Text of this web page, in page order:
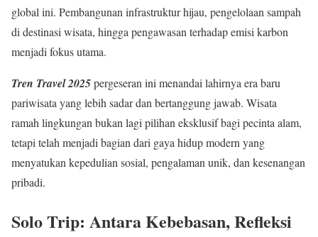
global ini. Pembangunan infrastruktur hijau, pengelolaan sampah
di destinasi wisata, hingga pengawasan terhadap emisi karbon
menjadi fokus utama.
Tren Travel 2025pergeseran ini menandai lahirnya era baru
pariwisata yang lebih sadar dan bertanggung jawab. Wisata
ramah lingkungan bukan lagi pilihan eksklusif bagi pecinta alam,
tetapi telah menjadi bagian dari gaya hidup modern yang
menyatukan kepedulian sosial, pengalaman unik, dan kesenangan
pribadi.
Solo Trip: Antara Kebebasan, Refleksi